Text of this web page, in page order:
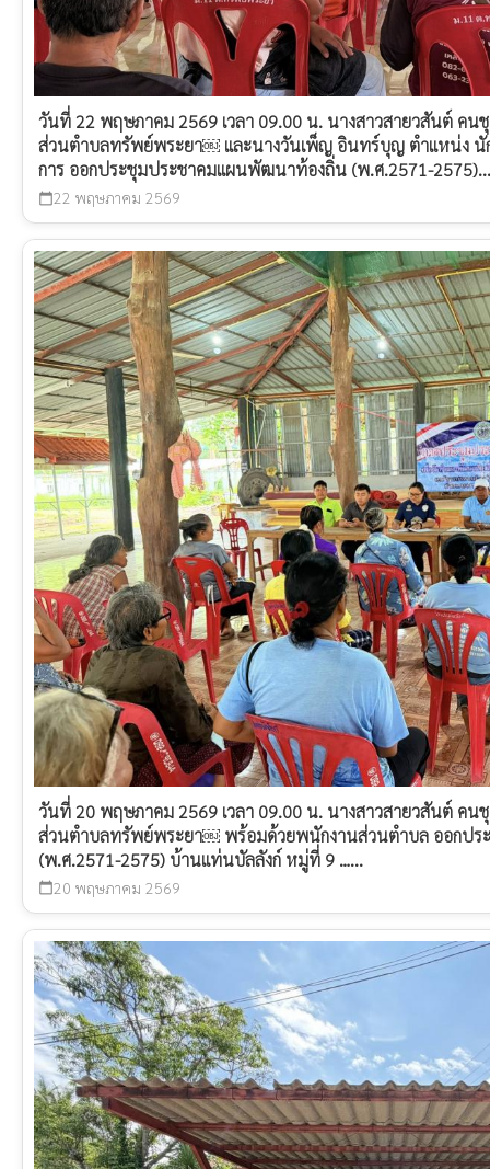
วันที่ 22 พฤษภาคม 2569 เวลา 09.00 น. นางสาวสายวสันต์ คน
ส่วนตำบลทรัพย์พระยา￼ และนางวันเพ็ญ อินทร์บุญ ตำแหน่ง นั
การ ออกประชุมประชาคมแผนพัฒนาท้องถิ่น (พ.ศ.2571-2575)...
calendar_today22 พฤษภาคม 2569
วันที่ 20 พฤษภาคม 2569 เวลา 09.00 น. นางสาวสายวสันต์ คน
ส่วนตำบลทรัพย์พระยา￼ พร้อมด้วยพนักงานส่วนตำบล ออกป
(พ.ศ.2571-2575) บ้านแท่นบัลลังก์ หมู่ที่ 9 …...
calendar_today20 พฤษภาคม 2569